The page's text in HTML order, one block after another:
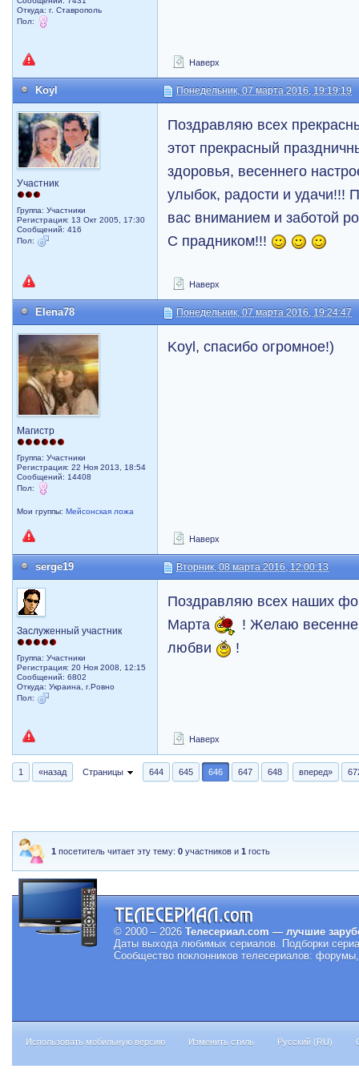
Откуда: г. Ставрополь
Пол:
Наверх
Koyl Понедельник, 07 марта 2016, 19:19:19
Участник
Группа: Участники
Регистрация: 13 Окт 2005, 17:30
Сообщений: 416
Пол:
Поздравляю всех
этот прекрасный
здоровья, весеннего
улыбок, радости и удачи!!!
вас вниманием и заботой
С прадником!!!
Наверх
Elena78 Понедельник, 07 марта 2016, 19:24:47
Магистр
Группа: Участники
Регистрация: 22 Ноя 2013, 18:54
Сообщений: 14408
Пол:
Мои группы:Мейсонская ложа
Koyl, спасибо огромное!)
Наверх
serge19 Вторник, 08 марта 2016, 12:00:13
Заслуженный участник
Группа: Участники
Регистрация: 20 Ноя 2008, 12:15
Сообщений: 6802
Откуда: Украина, г.Ровно
Пол:
Поздравляю всех наших
Марта
! Желаю
любви
!
Наверх
1 «назад Страницы 644 645 646 647 648 вперед»
1 посетитель читает эту тему:0 участников и1 гость
© 2000 – 2026 Телесериал.com — лучшие
Даты выхода любимых сериалов.
Подборки
Сообщество поклонников телесериалов:
Использовать мобильную версию Изменить стиль Русский (RU)